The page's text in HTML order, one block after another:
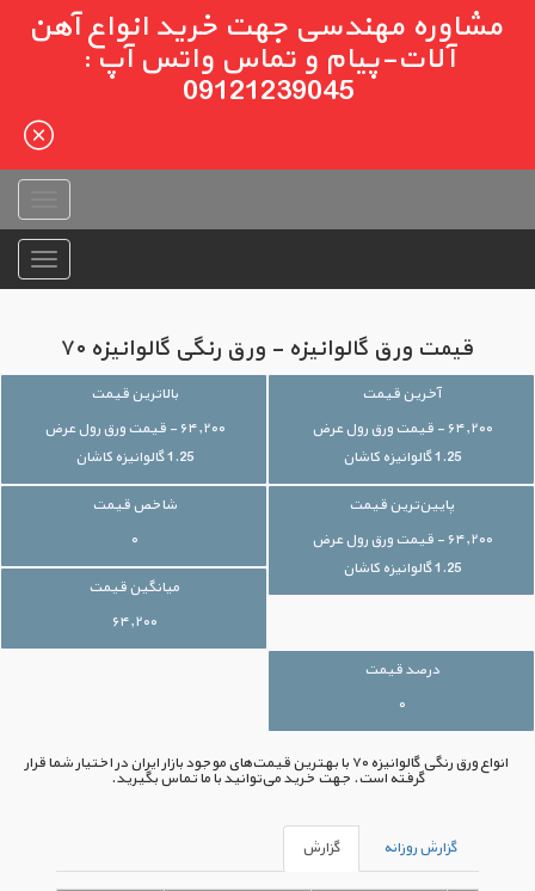
مشاوره مهندسی جهت خرید انواع آهن
آلات-پیام و تماس واتس آپ :
09121239045
قیمت ورق گالوانیزه - ورق رنگی گالوانیزه ۷۰
آخرین قیمت
۶۴,۲۰۰ - قیمت ورق رول عرض
1.25 گالوانیزه کاشان
بالاترین قیمت
۶۴,۲۰۰ - قیمت ورق رول عرض
1.25 گالوانیزه کاشان
پایین‌ترین قیمت
۶۴,۲۰۰ - قیمت ورق رول عرض
1.25 گالوانیزه کاشان
شاخص قیمت
۰
میانگین قیمت
۶۴,۲۰۰
درصد قیمت
۰
انواع ورق رنگی گالوانیزه ۷۰ با بهترین قیمت‌های موجود بازار ایران در اختیار شما قرار
گرفته است. جهت خرید می‌توانید با ما تماس بگیرید.
گزارش روزانه گزارش